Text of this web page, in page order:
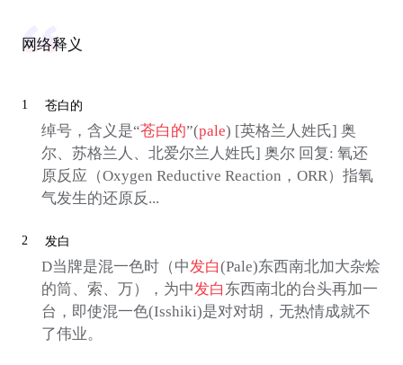
网络释义
1 苍白的
绰号，含义是“苍白的”(pale) [英格兰人姓氏] 奥
尔、苏格兰人、北爱尔兰人姓氏] 奥尔 回复: 氧还
原反应（Oxygen Reductive Reaction，ORR）指氧
气发生的还原反...
2 发白
D当牌是混一色时（中发白(Pale)东西南北加大杂烩
的筒、索、万），为中发白 东西南北的台头再加一
台，即使混一色(Isshiki)是对对胡，无热情成就不
了伟业。